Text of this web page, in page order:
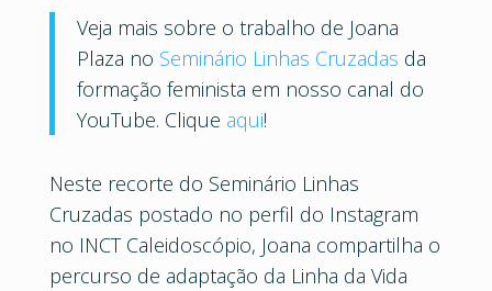
Veja mais sobre o trabalho de Joana
Plaza no Seminário Linhas Cruzadas da
formação feminista em nosso canal do
YouTube. Clique aqui!
Neste recorte do Seminário Linhas
Cruzadas postado no perfil do Instagram
no INCT Caleidoscópio, Joana compartilha o
percurso de adaptação da Linha da Vida